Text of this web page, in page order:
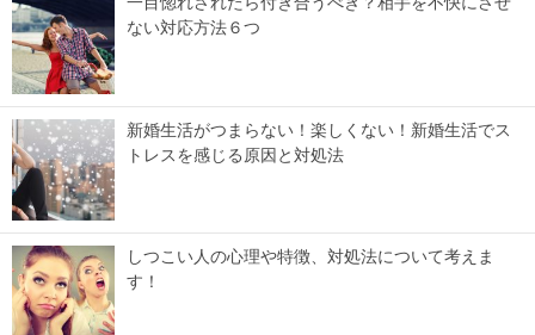
一目惚れされたら付き合うべき？相手を不快にさせ
ない対応方法６つ
新婚生活がつまらない！楽しくない！新婚生活でス
トレスを感じる原因と対処法
しつこい人の心理や特徴、対処法について考えま
す！